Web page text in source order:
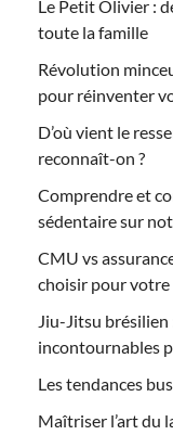
Le Petit Olivier :
toute la famille
Révolution
pour réinventer
D’où vient le
reconnaît-on ?
Comprendre et
sédentaire sur
CMU vs
choisir pour votre
Jiu-Jitsu brésilien
incontournables
Les tendances
Maîtriser l’art du